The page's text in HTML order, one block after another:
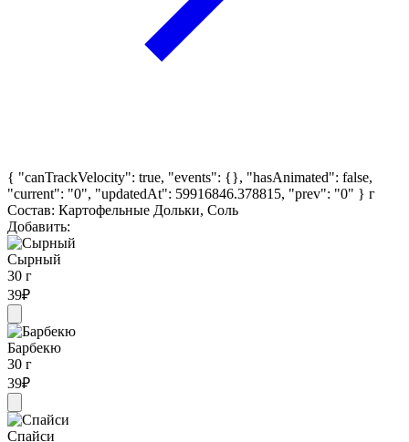
{ "canTrackVelocity": true, "events": {}, "hasAnimated": false,
"current": "0", "updatedAt": 59916846.378815, "prev": "0" } г
Состав: Картофельные Дольки, Соль
Добавить:
Сырный
30 г
39₽
Барбекю
30 г
39₽
Спайси